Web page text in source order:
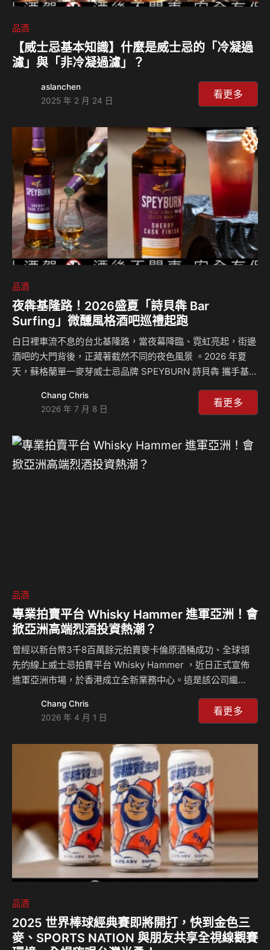
品酒
【威士忌基本知識】什麼是威士忌的「冷凝過
濾」與「非冷凝過濾」？
aslanchen
2025 年 2 月 24 日
看更多
品酒
夜犇基隆路！2026盛夏「詩貝犇 Bar
Surfing」微醺風格酒吧巡禮起跑
白日裡車流不息的台北基隆路，當夜幕降臨、霓虹亮起，街邊
酒吧的大門背後，正藏著截然不同的夜色風景 。2026 年夏
天，蘇格蘭單一麥芽威士忌品牌 SPEYBURN 詩貝犇 攜手基隆
路」Bar Surfing 活動 ！ 邀請品酒愛好者們從基隆路圓環出
發、一路向北 ，在五位風格各異的調酒師揮灑創意下 ，用五
的百年優雅：Rich but never heavy 創立於 1897 年的
SPEYBURN 詩貝犇 ，酒廠座落於蘇格蘭 Speyside 詩貝河畔
Chang Chris
2026 年 7 月 8 日
看更多
品酒
專業拍賣平台 Whisky Hammer 進軍亞洲！會
掀亞洲高端烈酒投資熱潮？
曾經以新台幣3千8百萬餘元拍賣麥卡倫原酒桶成功、全球領
先的線上威士忌拍賣平台 Whisky Hammer ，近日正式宣佈
進軍亞洲市場，於香港成立全新業務中心。這是該公司繼
外擴展行動，這也代表此間來自蘇格蘭的家族企業，正積極加
速其全球化佈局。 聯手在地專業儲存，打造「無縫」拍賣體
酒類儲存服務商 13 Degrees 紅酒倉 建立策略夥伴關係。透
過此中心，亞洲地區的收藏家將能享受在地化的專業服務，包
括： Whisky Hammer 聯合創辦人兼執行長 Daniel Miln…
Chang Chris
2026 年 4 月 1 日
看更多
品酒
2025 世界棒球經典賽即將開打，快到金色三
麥、SPORTS NATION 與朋友共享全視線觀賽